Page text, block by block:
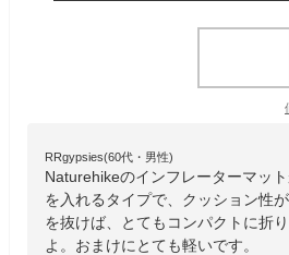
RRgypsies(60代・男性)
Naturehikeのインフレーターマッ
を入れるタイプで、クッション性
を抜けば、とてもコンパクトに折
よ。おまけにとても軽いです。